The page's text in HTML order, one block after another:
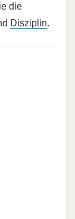
die
Disziplin.